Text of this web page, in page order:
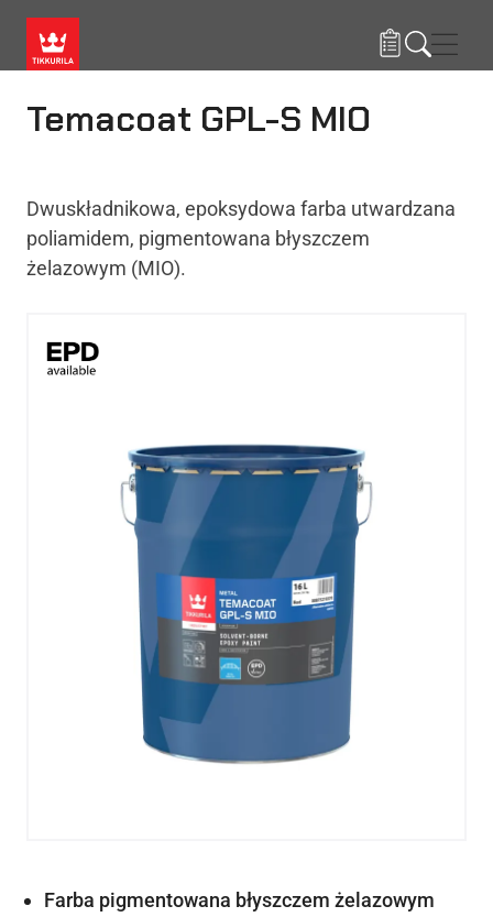
Temacoat GPL-S MIO
Dwuskładnikowa, epoksydowa farba utwardzana
poliamidem, pigmentowana błyszczem
żelazowym (MIO).
Farba pigmentowana błyszczem żelazowym